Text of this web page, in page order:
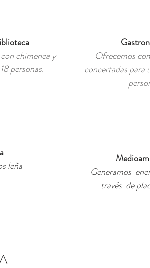
chimenea y
personas.
leña
Ofrecemos
concertadas para
Generamos
través de